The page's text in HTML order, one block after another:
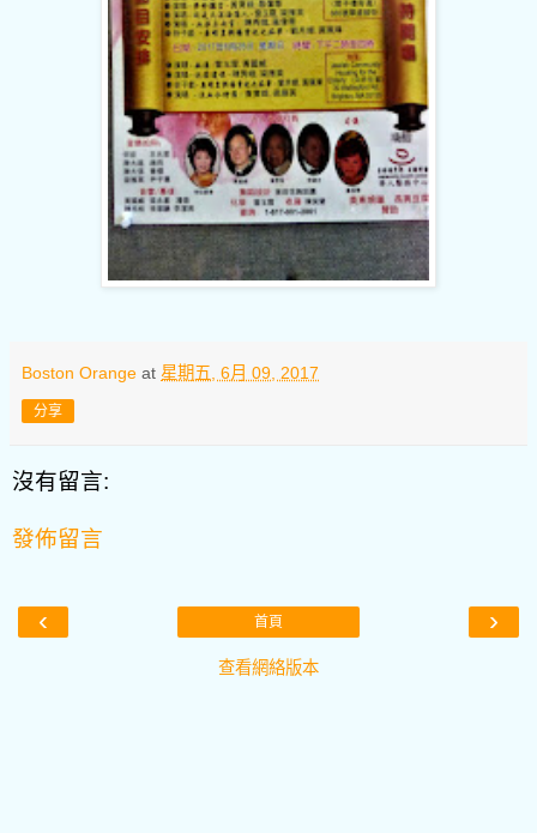
Boston Orange at 星期五, 6月 09, 2017
分享
沒有留言:
發佈留言
‹ ›
首頁
查看網絡版本